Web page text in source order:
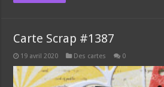
Carte Scrap #1387
19 avril 2020 Des cartes 0